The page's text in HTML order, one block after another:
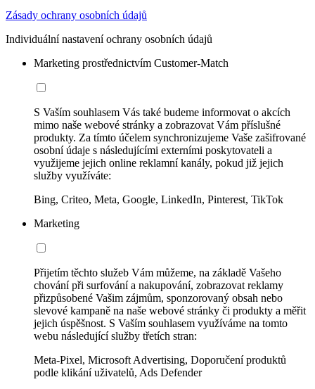
Zásady ochrany osobních údajů
Individuální nastavení ochrany osobních údajů
Marketing prostřednictvím Customer-Match
S Vaším souhlasem Vás také budeme informovat o akcích
mimo naše webové stránky a zobrazovat Vám příslušné
produkty. Za tímto účelem synchronizujeme Vaše zašifrované
osobní údaje s následujícími externími poskytovateli a
využijeme jejich online reklamní kanály, pokud již jejich
služby využíváte:
Bing, Criteo, Meta, Google, LinkedIn, Pinterest, TikTok
Marketing
Přijetím těchto služeb Vám můžeme, na základě Vašeho
chování při surfování a nakupování, zobrazovat reklamy
přizpůsobené Vašim zájmům, sponzorovaný obsah nebo
slevové kampaně na naše webové stránky či produkty a měřit
jejich úspěšnost. S Vaším souhlasem využíváme na tomto
webu následující služby třetích stran:
Meta-Pixel, Microsoft Advertising, Doporučení produktů
podle klikání uživatelů, Ads Defender